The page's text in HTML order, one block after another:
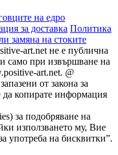
на едро
за доставка Политика
замяна на стоките
art.net не е публична
само при извършване на
art.net. @
от закона за
да копирате информация
за подобряване на
използването му, Вие
употреба на бисквитки”.